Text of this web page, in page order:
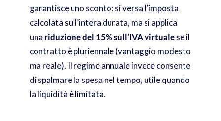
garantisce uno sconto: si versa l’imposta
calcolata sull’intera durata, ma si applica
una riduzione del 15% sull’IVA virtualese il
contratto è pluriennale (vantaggio modesto
ma reale). Il regime annuale invece consente
di spalmare la spesa nel tempo, utile quando
la liquidità è limitata.